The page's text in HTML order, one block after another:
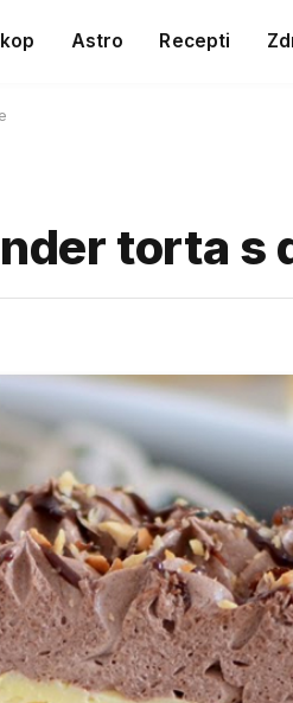
Astro Recepti
torta s